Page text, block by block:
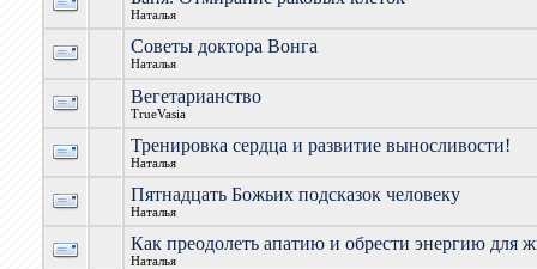
Наталья
Советы доктора Вонга
Наталья
Вегетарианство
TrueVasia
Тренировка сердца и развитие выносливости!
Наталья
Пятнадцать Божьих подсказок человеку
Наталья
Как преодолеть апатию и обрести энергию для
Наталья